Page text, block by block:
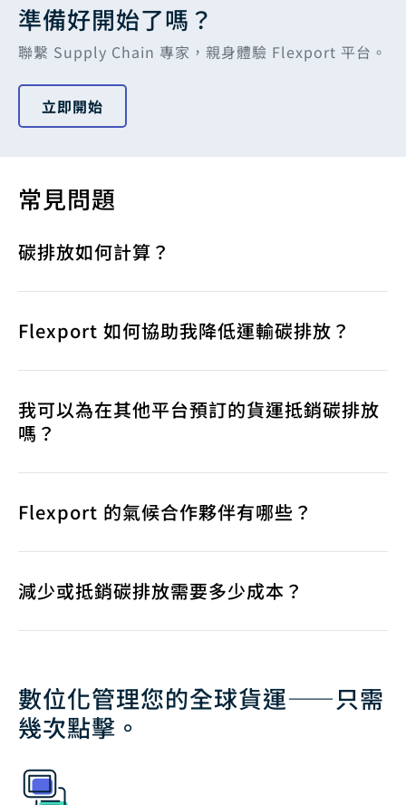
準備好開始了嗎？
聯繫 Supply Chain 專家，親身體驗 Flexport 平台。
立即開始
常見問題
碳排放如何計算？
Flexport 如何協助我降低運輸碳排放？
我可以為在其他平台預訂的貨運抵銷碳排放
嗎？
Flexport 的氣候合作夥伴有哪些？
減少或抵銷碳排放需要多少成本？
數位化管理您的全球貨運——只需
幾次點擊。